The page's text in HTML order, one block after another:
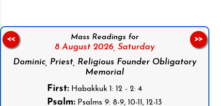
Mass Readings for
8 August 2026, Saturday
Dominic, Priest, Religious Founder Obligatory
Memorial
First: Habakkuk 1: 12 - 2: 4
Psalm: Psalms 9: 8-9, 10-11, 12-13
<< >>